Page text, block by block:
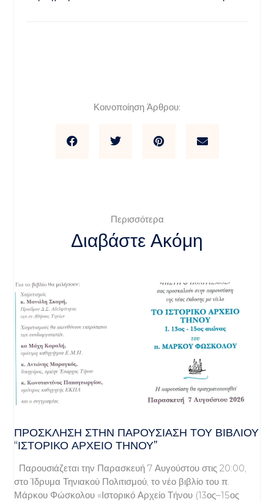
Κοινοποίηση Άρθρου:
Περισσότερα
Διαβάστε Ακόμη
ΠΡΌΣΚΛΗΣΗ ΣΤΗΝ ΠΑΡΟΥΣΊΑΣΗ ΤΟΥ ΒΙΒΛΊΟΥ
“ΙΣΤΟΡΙΚΌ ΑΡΧΕΊΟ ΤΉΝΟΥ”
Παρουσιάζεται την Παρασκευή 7 Αυγούστου στις 20:00,
στο Ίδρυμα Τηνιακού Πολιτισμού, το νέο βιβλίο του π.
Μάρκου Φώσκολου «Ιστορικό Αρχείο Τήνου (13ος–15ος